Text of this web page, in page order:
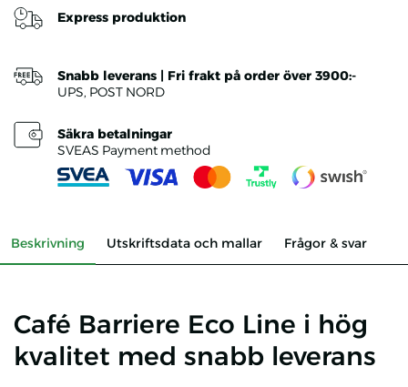
Express produktion
Snabb leverans | Fri frakt på order över 3900:-
UPS, POST NORD
Säkra betalningar
SVEAS Payment method
Beskrivning Utskriftsdata och mallar Frågor & svar
Café Barriere Eco Line i hög
kvalitet med snabb leverans